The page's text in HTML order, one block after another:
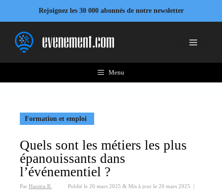
contenu
Rejoignez les 30 000 abonnés de notre newsletter
Menu
Menu
Formation et emploi
Quels sont les métiers les plus
épanouissants dans
l’événementiel ?
Par Hanitra R. Publié le 20 mars 2025 & Mis à jour le 20 mars 2025 |